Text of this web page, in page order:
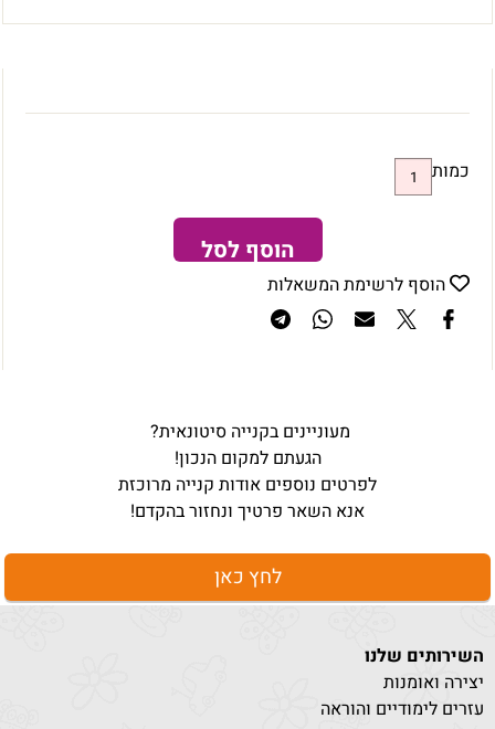
כמות
הוסף לסל
הוסף לרשימת המשאלות
מעוניינים בקנייה סיטונאית?
הגעתם למקום הנכון!
לפרטים נוספים אודות קנייה מרוכזת
אנא השאר פרטיך ונחזור בהקדם!
לחץ כאן
השירותים שלנו
יצירה ואומנות
עזרים לימודיים והוראה